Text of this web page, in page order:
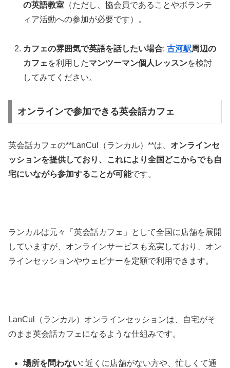
の英語教室 （ただし、協会員であることやボランテ
ィア活動への参加が必要です）。
カフェの雰囲気で英語を話したい場合:古河駅周辺の
カフェを利用したマンツーマン個人レッスンを検討
してみてください。
オンラインで参加できる英会話カフェ
英会話カフェの**LanCul（ランカル）**は、 オンラインセ
ッションを提供しており、これにより全国どこからでも自
宅にいながら参加することが可能です。
ランカルは元々「英会話カフェ」として全国に店舗を展開
していますが、オンラインサービスも充実しており、オン
ラインセッションやウェビナーを定額で利用できます。
LanCul（ランカル）オンラインセッションは、自宅がそ
のまま英会話カフェになるような仕組みです。
場所を問わない: 近くに店舗がない方や、忙しくて通